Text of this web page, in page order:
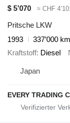
$ 5’070
≈ CHF
Pritsche LKW
1993
337’000 km
Kraftstoff Diesel
Japan
EVERY TRADING